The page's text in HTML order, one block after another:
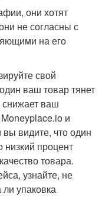
они хотят
не согласны с
на его
свой
ваш товар тянет
снижает ваш
и
видите, что один
низкий процент
товара.
узнайте, не
упаковка